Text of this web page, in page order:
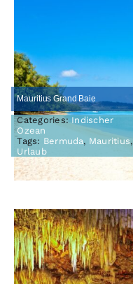
Mauritius Grand Baie
Categories:Indischer
Ozean
Tags: Bermuda, Mauritius,
Urlaub